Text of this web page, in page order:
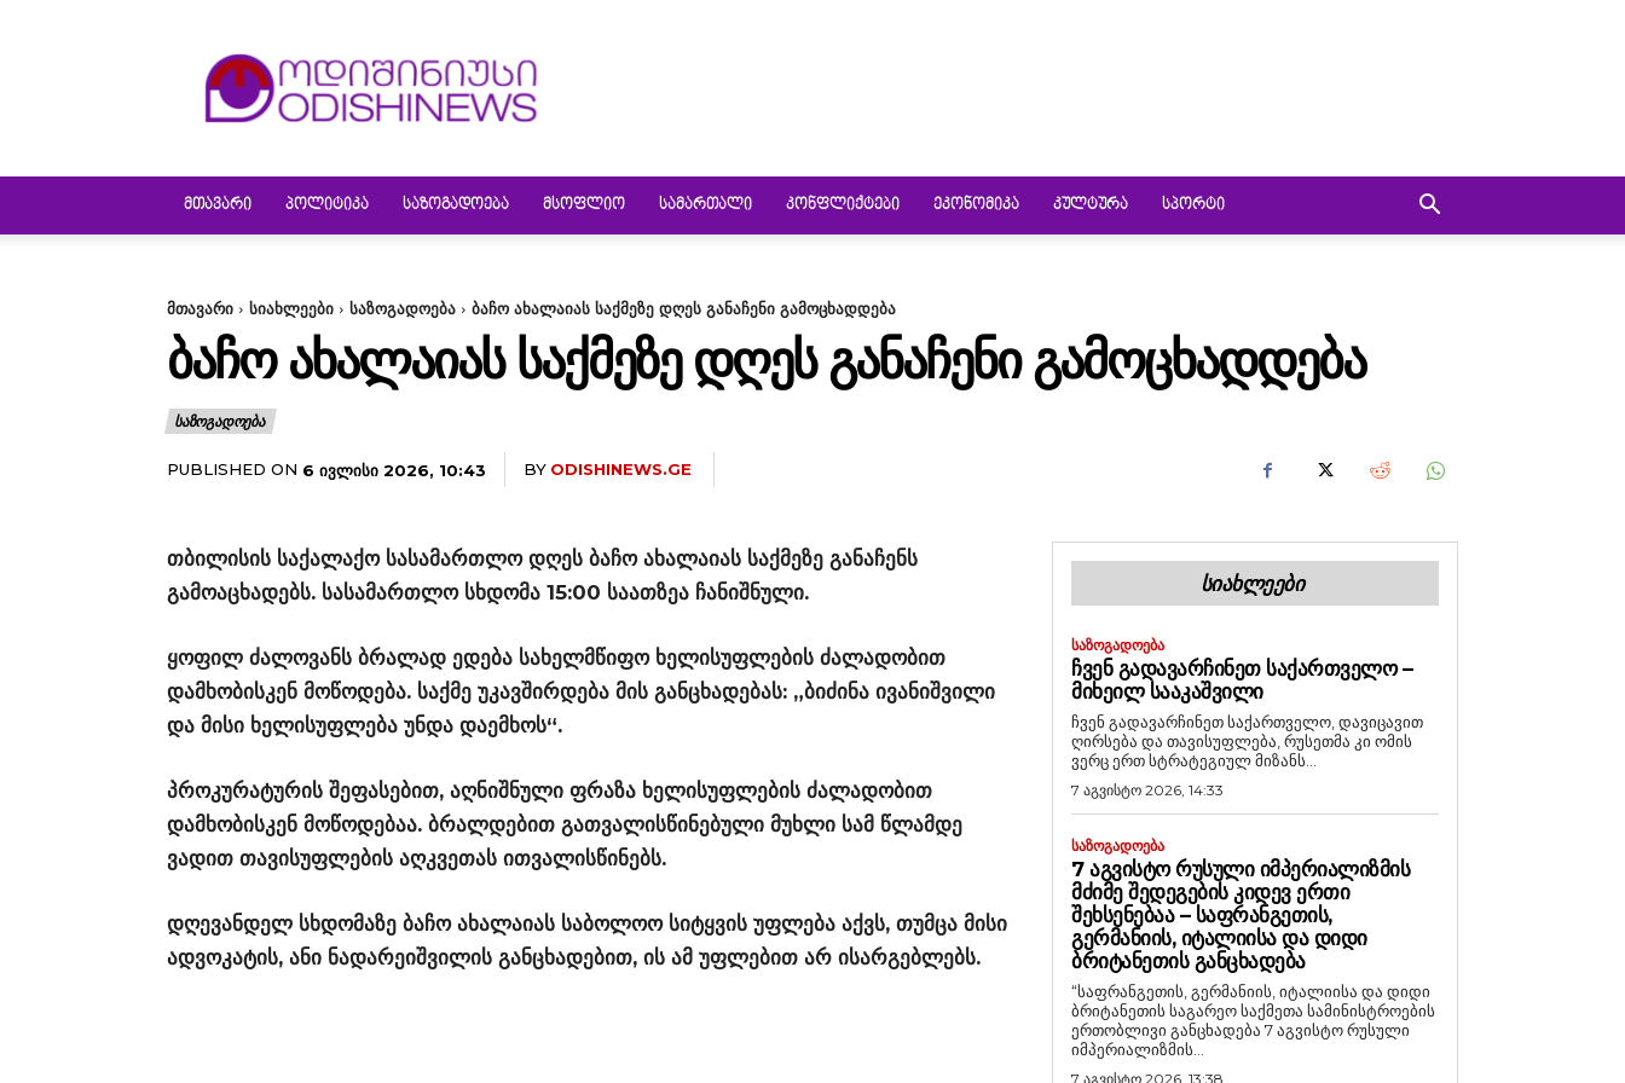
ᲛᲗᲐᲕᲐᲠᲘ ᲞᲝᲚᲘᲢᲘᲙᲐ ᲡᲐᲖᲝᲒᲐᲓᲝᲔᲑᲐ ᲛᲡᲝᲤᲚᲘᲝ ᲡᲐᲛᲐᲠᲗᲐᲚᲘ ᲙᲝᲜᲤᲚᲘᲥᲢᲔᲑᲘ ᲔᲙᲝᲜᲝᲛᲘᲙᲐ ᲙᲣᲚᲢᲣᲠᲐ ᲡᲞᲝᲠᲢᲘ
მთავარი სიახლეები საზოგადოება ბაჩო ახალაიას საქმეზე დღეს განაჩენი გამოცხადდება
ᲑᲐᲩᲝ ᲐᲮᲐᲚᲐᲘᲐᲡ ᲡᲐᲥᲛᲔᲖᲔ ᲓᲦᲔᲡ ᲒᲐᲜᲐᲩᲔᲜᲘ ᲒᲐᲛᲝᲪᲮᲐᲓᲓᲔᲑᲐ
ᲡᲐᲖᲝᲒᲐᲓᲝᲔᲑᲐ
PUBLISHED ON 6 ᲘᲕᲚᲘᲡᲘ 2026, 10:43 BY ODISHINEWS.GE
თბილისის საქალაქო სასამართლო დღეს ბაჩო ახალაიას საქმეზე განაჩენს
გამოაცხადებს. სასამართლო სხდომა 15:00 საათზეა ჩანიშნული.
ყოფილ ძალოვანს ბრალად ედება სახელმწიფო ხელისუფლების ძალადობით
დამხობისკენ მოწოდება. საქმე უკავშირდება მის განცხადებას: „ბიძინა ივანიშვილი
და მისი ხელისუფლება უნდა დაემხოს“.
პროკურატურის შეფასებით, აღნიშნული ფრაზა ხელისუფლების ძალადობით
დამხობისკენ მოწოდებაა. ბრალდებით გათვალისწინებული მუხლი სამ წლამდე
ვადით თავისუფლების აღკვეთას ითვალისწინებს.
დღევანდელ სხდომაზე ბაჩო ახალაიას საბოლოო სიტყვის უფლება აქვს, თუმცა მისი
ადვოკატის, ანი ნადარეიშვილის განცხადებით, ის ამ უფლებით არ ისარგებლებს.
ᲡᲘᲐᲮᲚᲔᲔᲑᲘ
ᲡᲐᲖᲝᲒᲐᲓᲝᲔᲑᲐ
ᲩᲕᲔᲜ ᲒᲐᲓᲐᲕᲐᲠᲩᲘᲜᲔᲗ ᲡᲐᲥᲐᲠᲗᲕᲔᲚᲝ –
ᲛᲘᲮᲔᲘᲚ ᲡᲐᲐᲙᲐᲨᲕᲘᲚᲘ
ჩვენ გადავარჩინეთ საქართველო, დავიცავით
ღირსება და თავისუფლება, რუსეთმა კი ომის
ვერც ერთ სტრატეგიულ მიზანს...
7 აგვისტო 2026, 14:33
ᲡᲐᲖᲝᲒᲐᲓᲝᲔᲑᲐ
7 ᲐᲒᲕᲘᲡᲢᲝ ᲠᲣᲡᲣᲚᲘ ᲘᲛᲞᲔᲠᲘᲐᲚᲘᲖᲛᲘᲡ
ᲛᲫᲘᲛᲔ ᲨᲔᲓᲔᲒᲔᲑᲘᲡ ᲙᲘᲓᲔᲕ ᲔᲠᲗᲘ
ᲨᲔᲮᲡᲔᲜᲔᲑᲐᲐ – ᲡᲐᲤᲠᲐᲜᲒᲔᲗᲘᲡ,
ᲒᲔᲠᲛᲐᲜᲘᲘᲡ, ᲘᲢᲐᲚᲘᲘᲡᲐ ᲓᲐ ᲓᲘᲓᲘ
ᲑᲠᲘᲢᲐᲜᲔᲗᲘᲡ ᲒᲐᲜᲪᲮᲐᲓᲔᲑᲐ
“საფრანგეთის, გერმანიის, იტალიისა და დიდი
ბრიტანეთის საგარეო საქმეთა სამინისტროების
ერთობლივი განცხადება 7 აგვისტო რუსული
იმპერიალიზმის...
7 აგვისტო 2026, 13:38